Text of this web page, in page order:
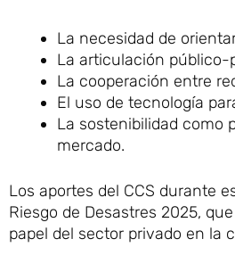
La necesidad de
La articulación público-
La cooperación entre
El uso de tecnología
La sostenibilidad como
mercado.
Los aportes del CCS durante
Riesgo de Desastres 2025,
papel del sector privado en la